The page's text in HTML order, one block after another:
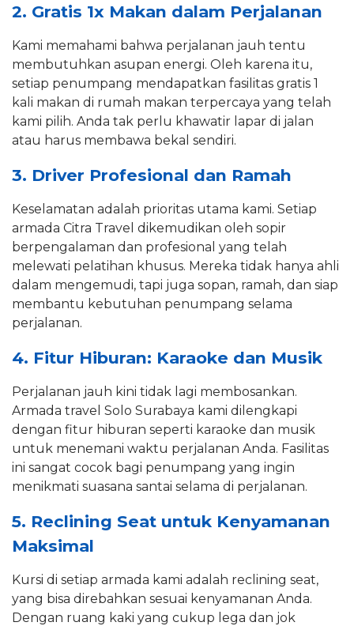
2. Gratis 1x Makan dalam Perjalanan
Kami memahami bahwa perjalanan jauh tentu
membutuhkan asupan energi. Oleh karena itu,
setiap penumpang mendapatkan fasilitas gratis 1
kali makan di rumah makan terpercaya yang telah
kami pilih. Anda tak perlu khawatir lapar di jalan
atau harus membawa bekal sendiri.
3. Driver Profesional dan Ramah
Keselamatan adalah prioritas utama kami. Setiap
armada Citra Travel dikemudikan oleh sopir
berpengalaman dan profesional yang telah
melewati pelatihan khusus. Mereka tidak hanya ahli
dalam mengemudi, tapi juga sopan, ramah, dan siap
membantu kebutuhan penumpang selama
perjalanan.
4. Fitur Hiburan: Karaoke dan Musik
Perjalanan jauh kini tidak lagi membosankan.
Armada travel Solo Surabaya kami dilengkapi
dengan fitur hiburan seperti karaoke dan musik
untuk menemani waktu perjalanan Anda. Fasilitas
ini sangat cocok bagi penumpang yang ingin
menikmati suasana santai selama di perjalanan.
5. Reclining Seat untuk Kenyamanan
Maksimal
Kursi di setiap armada kami adalah reclining seat,
yang bisa direbahkan sesuai kenyamanan Anda.
Dengan ruang kaki yang cukup lega dan jok